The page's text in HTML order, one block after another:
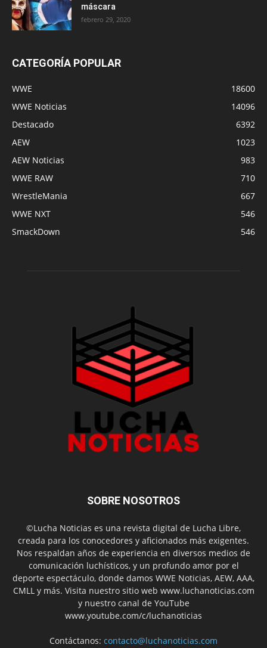
máscara
febrero 29, 2020
CATEGORÍA POPULAR
WWE
18600
WWE Noticias
14096
Destacado
6392
AEW
1023
AEW Noticias
983
WWE RAW
710
WrestleMania
667
WWE NXT
546
SmackDown
546
SOBRE NOSOTROS
©Lucha Noticias es una revista digital de Lucha Libre,
creada para los conocedores y aficionados más exigentes.
Nos respaldan años de experiencia en diversos medios de
comunicación luchísticos, y un profundo amor por el
deporte espectáculo, donde damos WWE Noticias, AEW, AAA,
CMLL y más. Visita nuestro sitio web www.luchanoticias.com
y nuestro canal de YouTube
www.youtube.com/c/luchanoticias
Contáctanos: contacto@luchanoticias.com